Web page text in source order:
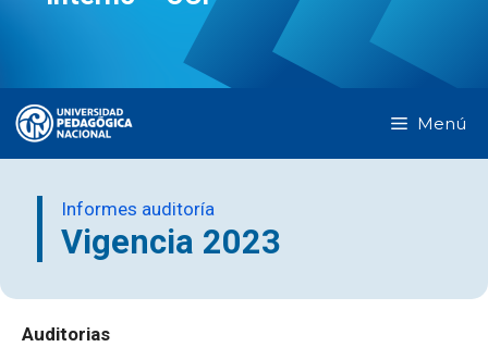
Menú
Informes auditoría
Vigencia 2023
Auditorias